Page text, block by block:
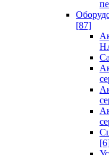
[87]